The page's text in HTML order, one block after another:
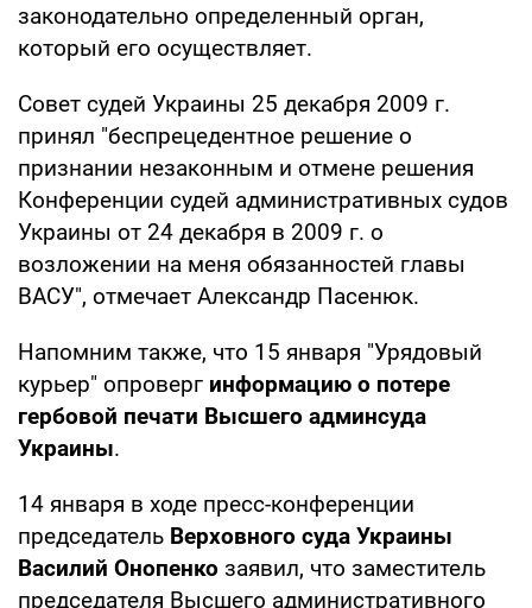
законодательно определенный орган,
который его осуществляет.
Совет судей Украины 25 декабря 2009 г.
принял "беспрецедентное решение о
признании незаконным и отмене решения
Конференции судей административных судов
Украины от 24 декабря в 2009 г. о
возложении на меня обязанностей главы
ВАСУ", отмечает Александр Пасенюк.
Напомним также, что 15 января "Урядовый
курьер" опроверг информацию о потере
гербовой печати Высшего админсуда
Украины.
14 января в ходе пресс-конференции
председатель Верховного суда Украины
Василий Онопенко заявил, что заместитель
председателя Высшего административного